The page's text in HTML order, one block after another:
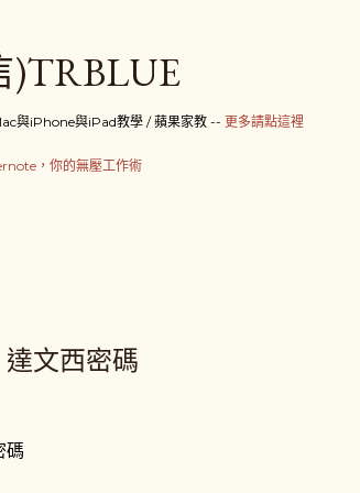
與iPhone與iPad教學 / 蘋果家教 -- 更多請點這裡
，你的無壓工作術
達文西密碼
碼